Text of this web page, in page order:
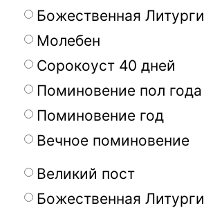
Божественная
Молебен
Сорокоуст 40 дней
Поминовение пол года
Поминовение год
Вечное поминовение
Великий пост
Божественная